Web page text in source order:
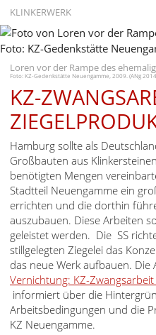
KLINKERWERK
STARTSEITE
AKTUELLES
AUSSTELLUNGEN
GESCHICHTE
BILDUNG
FORSCHUNG
SERVICE
Deutsch Zurück
Deutsch
Deutsch
English
Loren vor der Rampe des
Foto: KZ-Gedenkstätte Neuengamme, 2009. (ANg
KZ-
Hamburg sollte als
Großbauten aus
benötigten Mengen
Stadtteil Neuengamme ein
errichten und die dorthin
auszubauen. Diese Arbeiten
geleistet werden. Die SS
stillgelegten Ziegelei das
das neue Werk aufbauen. Die
Vernichtung: KZ-
informiert über die
Arbeitsbedingungen und die
KZ Neuengamme.